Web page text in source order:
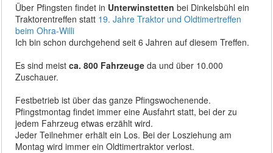
Über Pfingsten findet in Unterwinstetten bei Dinkelsbühl ein
Traktorentreffen statt 19. Jahre Traktor und Oldtimertreffen
beim Ohra-Willi
Ich bin schon durchgehend seit 6 Jahren auf diesem Treffen.
Es sind meistca. 800 Fahrzeugeda und über 10.000
Zuschauer.
Festbetrieb ist über das ganze Pfingswochenende.
Pfingstmontag findet immer eine Ausfahrt statt, bei der zu
jedem Fahrzeug etwas erzählt wird.
Jeder Teilnehmer erhält ein Los. Bei der Losziehung am
Montag wird immer ein Oldtimertraktor verlost.